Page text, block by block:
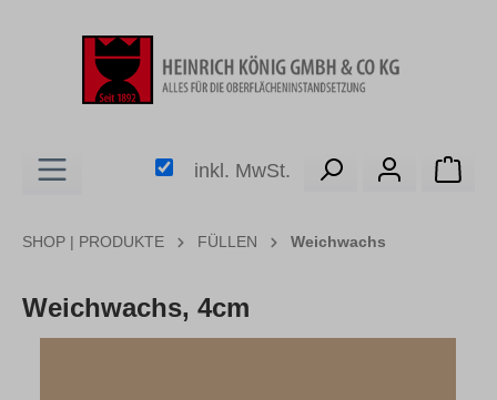
inkl. MwSt.
SHOP | PRODUKTE FÜLLEN Weichwachs
Weichwachs, 4cm